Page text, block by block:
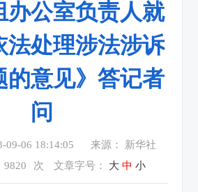
办公室负责人就
法处理涉法涉诉
的意见》答记者
问
09-06 18:14:05
来源： 新华社
9820 次 文章字号： 大 中 小